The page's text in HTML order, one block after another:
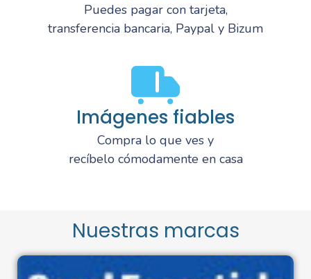
Puedes pagar con tarjeta,
transferencia bancaria, Paypal y Bizum
Imágenes fiables
Compra lo que ves y
recíbelo cómodamente en casa
Nuestras marcas